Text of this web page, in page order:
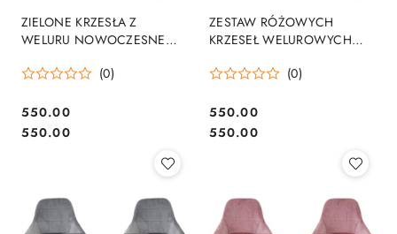
ZIELONE KRZESŁA Z
WELURU NOWOCZESNE
SZTUKI
(0)
Cena:
550.00
Cena:
550.00
ZESTAW RÓŻOWYCH
KRZESEŁ WELUROWYCH
NOWOCZESNE STYLOWE
(0)
Cena:
550.00
Cena:
550.00